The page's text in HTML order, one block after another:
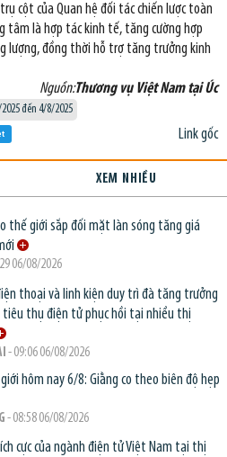
cột của Quan hệ đối tác chiến lược toàn
tâm là hợp tác kinh tế, tăng cường hợp
lượng, đồng thời hỗ trợ tăng trưởng kinh
Nguồn:Thương vụ Việt Nam tại Úc
đến 4/8/2025
Link gốc
XEM NHIỀU
thế giới sắp đối mặt làn sóng tăng giá
06/08/2026
thoại và linh kiện duy trì đà tăng trưởng
tiêu thụ điện tử phục hồi tại nhiều thị
- 09:06 06/08/2026
hôm nay 6/8: Giằng co theo biên độ hẹp
- 08:58 06/08/2026
cực của ngành điện tử Việt Nam tại thị